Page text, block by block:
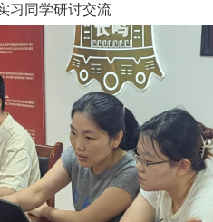
习同学研讨交流